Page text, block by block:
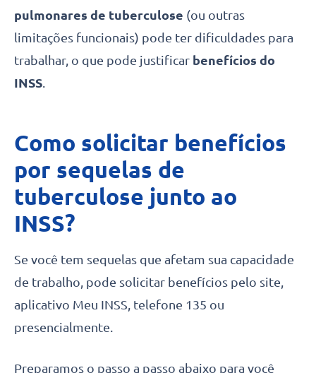
pulmonares de tuberculose (ou outras
limitações funcionais) pode ter dificuldades para
trabalhar, o que pode justificar benefícios do
INSS
Como solicitar benefícios
por sequelas de
tuberculose junto ao
INSS?
Se você tem sequelas que afetam sua capacidade
de trabalho, pode solicitar benefícios pelo site,
aplicativo Meu INSS, telefone 135 ou
presencialmente.
Preparamos o passo a passo abaixo para você